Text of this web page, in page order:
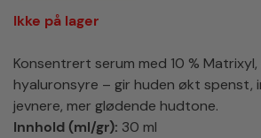
Ikke på lager
Konsentrert serum med 10 %
hyaluronsyre – gir huden økt spenst,
jevnere, mer glødende hudtone.
Innhold (ml/gr): 30 ml